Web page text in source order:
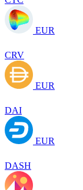
EUR
CRV
EUR
DAI
EUR
DASH